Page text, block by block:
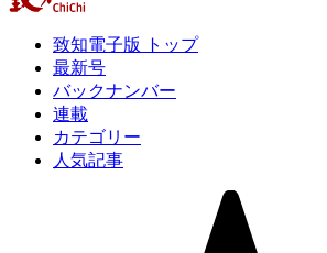
致知電子版 トップ
最新号
バックナンバー
連載
カテゴリー
人気記事